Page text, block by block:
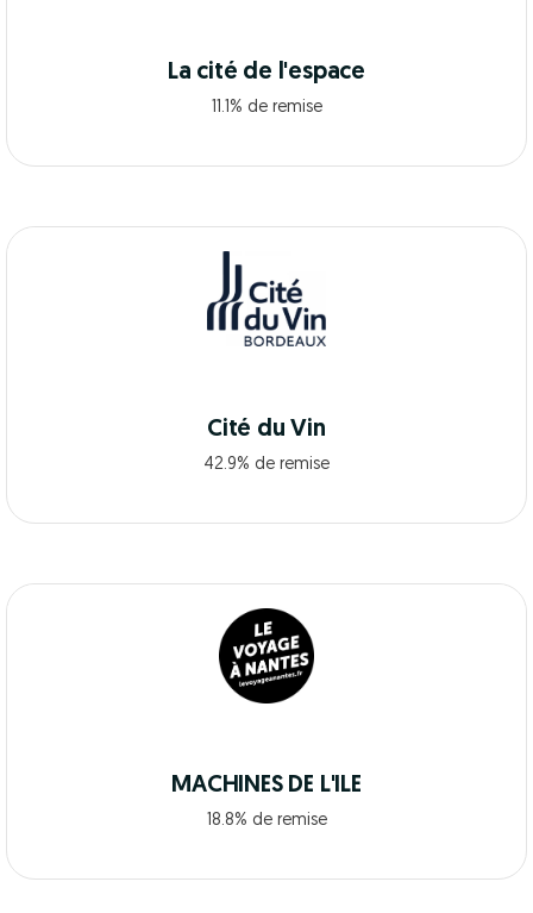
La cité de l'espace
11.1% de remise
Cité du Vin
42.9% de remise
MACHINES DE L'ILE
18.8% de remise